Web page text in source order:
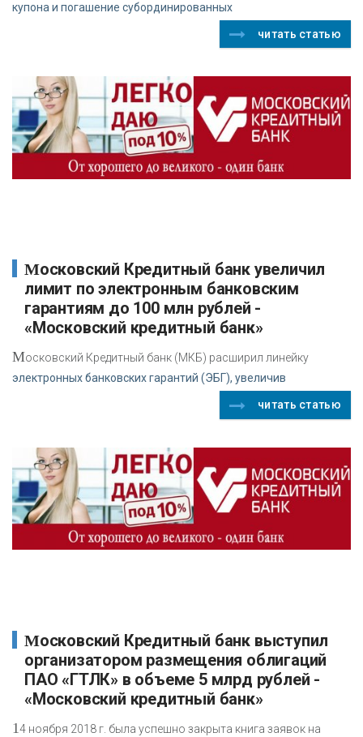
купона и погашение субординированных
читать статью
Московский Кредитный банк увеличил
лимит по электронным банковским
гарантиям до 100 млн рублей -
«Московский кредитный банк»
Московский Кредитный банк (МКБ) расширил линейку
электронных банковских гарантий (ЭБГ), увеличив
читать статью
Московский Кредитный банк выступил
организатором размещения облигаций
ПАО «ГТЛК» в объеме 5 млрд рублей -
«Московский кредитный банк»
14 ноября 2018 г. была успешно закрыта книга заявок на